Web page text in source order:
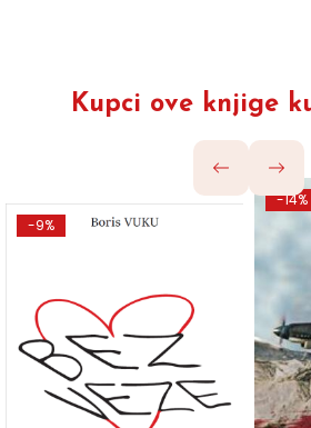
Kupci ove knjige
-9%
-14%